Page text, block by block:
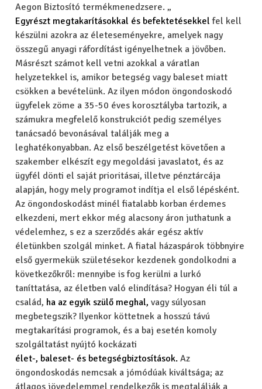
Aegon Biztosító termékmenedzsere. „
Egyrészt megtakarításokkal és befektetésekkel fel kell
készülni azokra az életeseményekre, amelyek nagy
összegű anyagi ráfordítást igényelhetnek a jövőben.
Másrészt számot kell vetni azokkal a váratlan
helyzetekkel is, amikor betegség vagy baleset miatt
csökken a bevételünk. Az ilyen módon öngondoskodó
ügyfelek zöme a 35-50 éves korosztályba tartozik, a
számukra megfelelő konstrukciót pedig személyes
tanácsadó bevonásával találják meg a
leghatékonyabban. Az első beszélgetést követően a
szakember elkészít egy megoldási javaslatot, és az
ügyfél dönti el saját prioritásai, illetve pénztárcája
alapján, hogy mely programot indítja el első lépésként.
Az öngondoskodást minél fiatalabb korban érdemes
elkezdeni, mert ekkor még alacsony áron juthatunk a
védelemhez, s ez a szerződés akár egész aktív
életünkben szolgál minket. A fiatal házaspárok többnyire
első gyermekük születésekor kezdenek gondolkodni a
következőkről: mennyibe is fog kerülni a lurkó
taníttatása, az életben való elindítása? Hogyan éli túl a
család, ha az egyik szülő meghal, vagy súlyosan
megbetegszik? Ilyenkor köttetnek a hosszú távú
megtakarítási programok, és a baj esetén komoly
szolgáltatást nyújtó kockázati
élet-, baleset- és betegségbiztosítások. Az
öngondoskodás nemcsak a jómódúak kiváltsága; az